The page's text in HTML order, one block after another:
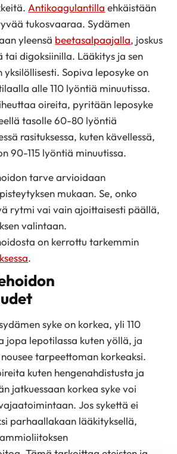
Antikoagulantilla ehkäistään
tukosvaaraa. Sydämen
yleensä beetasalpaajalla, joskus
tai digoksiinilla. Lääkitys ja sen
yksilöllisesti. Sopiva leposyke on
alle 110 lyöntiä minuutissa.
oireita, pyritään leposyke
tasolle 60-80 lyöntiä
rasituksessa, kuten kävellessä,
90-115 lyöntiä minuutissa.
tarve arvioidaan
mukaan. Se, onko
rytmi vai vain ajoittaisesti päällä,
valintaan.
on kerrottu tarkemmin
.
syke on korkea, yli 110
jopa lepotilassa kuten yöllä, ja
nousee tarpeettoman korkeaksi.
kuten hengenahdistusta ja
jatkuessaan korkea syke voi
Jos sykettä ei
parhaallakaan lääkityksellä,